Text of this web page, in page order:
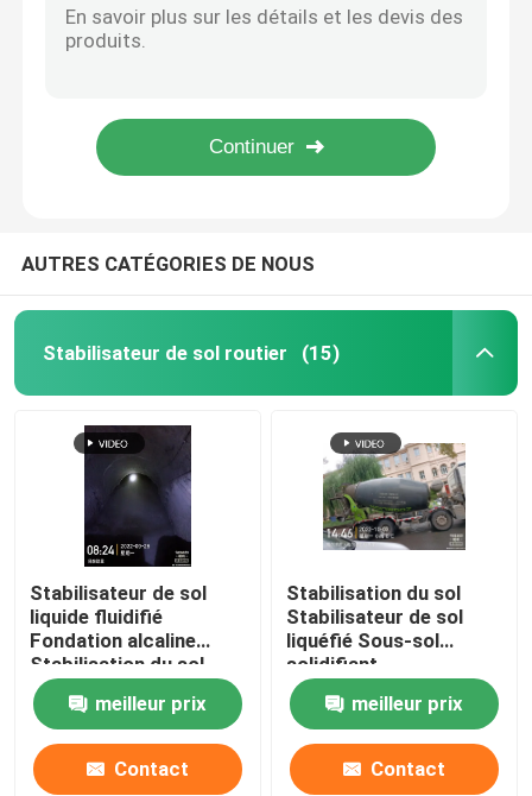
Stabilisateur de sol liquéfié
Silicate de sodium de verre d'eau
Additif pour le béton sous-marin
Silicate de lithium
Floculants dans l'eau
Agents de rétention d'eau
Stabilisateur du sol au graphène
Élimination des cendres moulues Stabilisateur du béton Étancheur du béton Agent de durcissement
AUTRES CATÉGORIES DE NOUS
Stabilisateur de sol routier (15)
Stabilisateur de sol
liquide fluidifié
Fondation alcaline
Stabilisation du sol
meilleur prix
Contact
Stabilisation du sol
Stabilisateur de sol
liquéfié Sous-sol
solidifiant
meilleur prix
Contact